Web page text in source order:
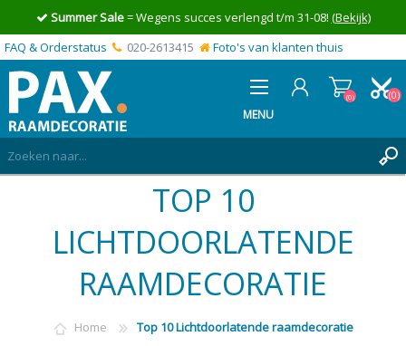
Summer Sale= Wegens succes verlengd t/m 31-08! (Bekijk)
FAQ & Orderstatus
020-2613415 Foto's van klanten thuis
MENU
(0)
(0)
(0)
TOP 10
LICHTDOORLATENDE
RAAMDECORATIE
Home Top 10 Lichtdoorlatende raamdecoratie